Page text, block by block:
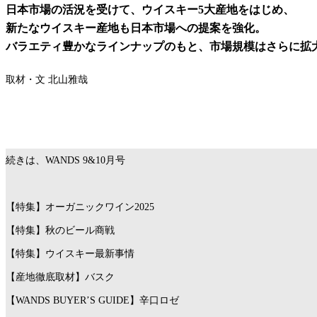
日本市場の活況を受けて、ウイスキー5大産地をはじめ、
新たなウイスキー産地も日本市場への提案を強化。
バラエティ豊かなラインナップのもと、市場規模はさらに拡
取材・文 北山雅哉
続きは、WANDS 9&10月号
【特集】オーガニックワイン2025
【特集】秋のビール商戦
【特集】ウイスキー最新事情
【産地徹底取材】バスク
【WANDS BUYER’S GUIDE】辛口ロゼ